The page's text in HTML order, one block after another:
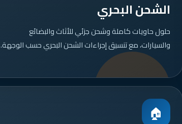
الشحن البحري
حلول حاويات كاملة وشحن جزئي للأثاث والبضائع
والسيارات، مع تنسيق إجراءات الشحن البحري حسب الوجهة.
🏠